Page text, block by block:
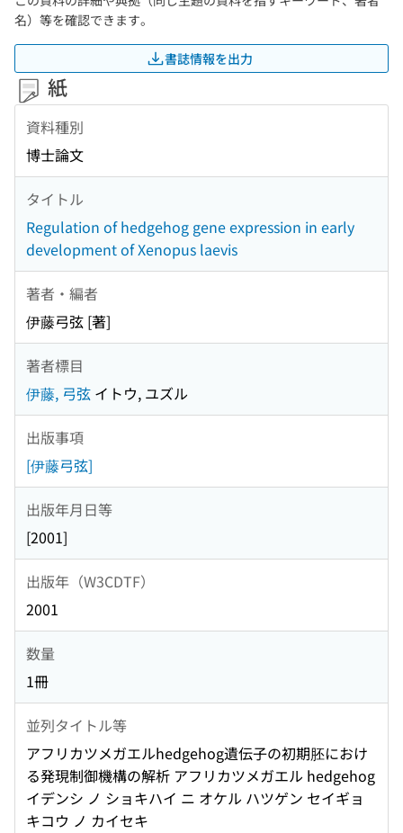
名）等を確認できます。
書誌情報を出力
紙
資料種別
博士論文
タイトル
Regulation of hedgehog gene expression in early
development of Xenopus laevis
著者・編者
伊藤弓弦 [著]
著者標目
伊藤, 弓弦 イトウ, ユズル
出版事項
[伊藤弓弦]
出版年月日等
[2001]
出版年（W3CDTF）
2001
数量
1冊
並列タイトル等
アフリカツメガエルhedgehog遺伝子の初期胚におけ
る発現制御機構の解析 アフリカツメガエル hedgehog
イデンシ ノ ショキハイ ニ オケル ハツゲン セイギョ
キコウ ノ カイセキ